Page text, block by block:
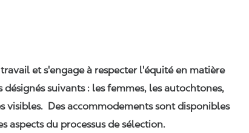
et s'engage à respecter l'équité en matière
suivants : les femmes, les autochtones,
visibles. Des accommodements sont disponibles
aspects du processus de sélection.